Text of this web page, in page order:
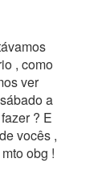
, como
ver
a
? E
vocês ,
obg !